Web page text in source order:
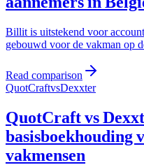
Billit is uitstekend voor
gebouwd voor de vakman op
Read comparison
QuotCraftvsDexxter
QuotCraft vs
basisboekhouding
vakmensen